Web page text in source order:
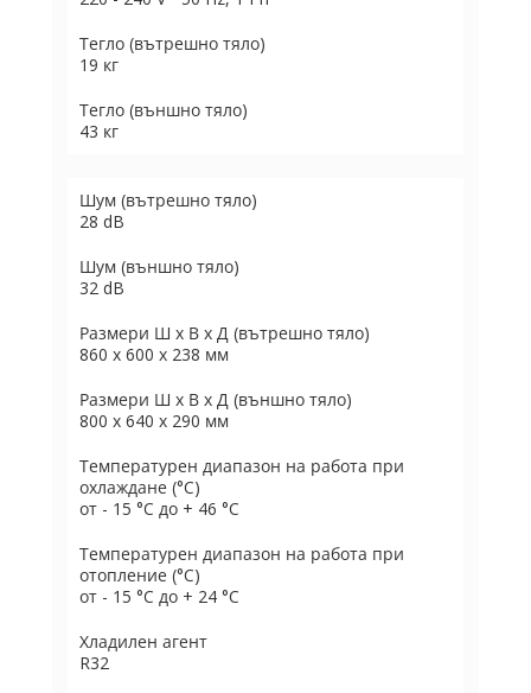
Тегло (вътрешно тяло)
19 кг
Тегло (външно тяло)
43 кг
Шум (вътрешно тяло)
28 dB
Шум (външно тяло)
32 dB
Размери Ш х В х Д (вътрешно тяло)
860 x 600 x 238 мм
Размери Ш х В х Д (външно тяло)
800 х 640 х 290 мм
Температурен диапазон на работа при
охлаждане (°C)
от - 15 °C до + 46 °C
Температурен диапазон на работа при
отопление (°C)
от - 15 °C до + 24 °C
Хладилен агент
R32